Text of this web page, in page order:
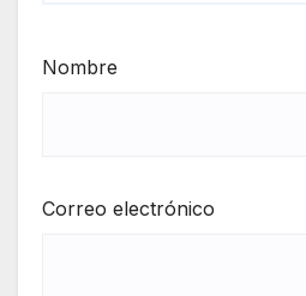
Nombre
Correo electrónico